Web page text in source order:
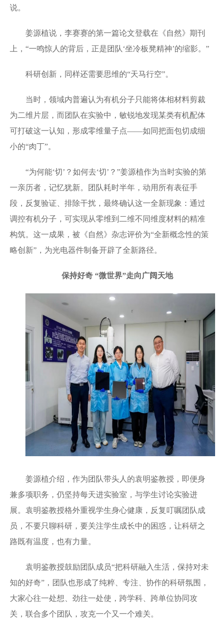
说。
姜源植说，李赛赛的第一篇论文登载在《自然》期刊
上，“一鸣惊人的背后，正是团队‘坐冷板凳精神’的缩影。”
科研创新，同样还需要思维的“天马行空”。
当时，领域内普遍认为有机分子只能将体相材料剪裁
为二维片层，而团队在实验中，敏锐地发现某类有机配体
可打破这一认知，形成零维量子点——如同把面包切成细
小的“肉丁”。
“为何能‘切’？如何去‘切’？”姜源植作为当时实验的第
一亲历者，记忆犹新。团队耗时半年，动用所有表征手
段，反复验证、排除干扰，最终确认这一全新现象：通过
调控有机分子，可实现从零维到二维不同维度材料的精准
构筑。这一成果，被《自然》杂志评价为“全新概念性的策
略创新”，为光电器件制备开辟了全新路径。
保持好奇 “微世界”走向广阔天地
姜源植介绍，作为团队带头人的袁明鉴教授，即便身
兼多项职务，仍坚持每天进实验室，与学生讨论实验进
展。袁明鉴教授格外重视学生身心健康，反复叮嘱团队成
员，不要只聊科研，要关注学生成长中的困惑，让科研之
路既有温度，也有力量。
袁明鉴教授鼓励团队成员“把科研融入生活，保持对未
知的好奇”，团队也形成了纯粹、专注、协作的科研氛围，
大家心往一处想、劲往一处使，跨学科、跨单位协同攻
关，联合多个团队，攻克一个又一个难关。